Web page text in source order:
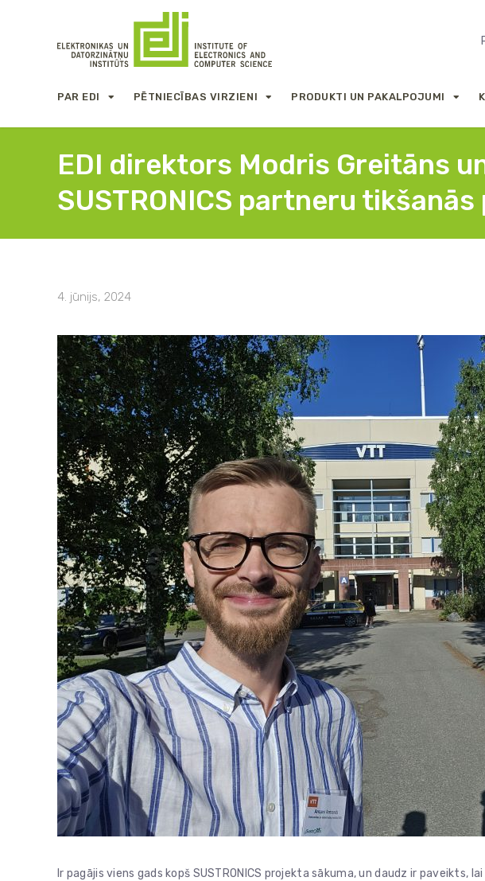
PAR EDI PĒTNIECĪBAS VIRZIENI PRODUKTI UN PAKALPOJUMI
EDI direktors Modris Greitāns
SUSTRONICS partneru tikšanās
4. jūnijs, 2024
Ir pagājis viens gads kopš SUSTRONICS projekta sākuma, un daudz ir paveikts,